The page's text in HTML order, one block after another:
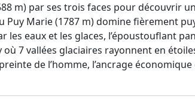
m) par ses trois faces pour découvrir
Marie (1787 m) domine fièrement
les eaux et les glaces, l’époustouflant
7 vallées glaciaires rayonnent en
de l’homme, l’ancrage